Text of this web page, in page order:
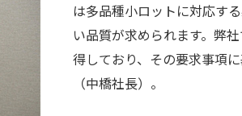
は多品種小ロットに対応す
い品質が求められます。弊
得しており、その要求事項
（中橋社長）。